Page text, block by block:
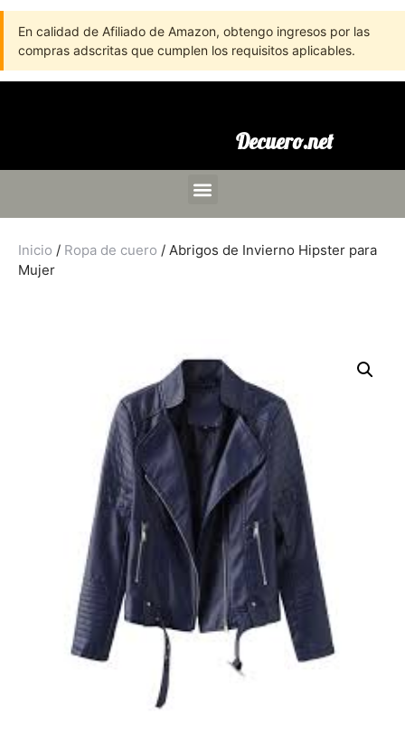
En calidad de Afiliado de Amazon, obtengo ingresos por las
compras adscritas que cumplen los requisitos aplicables.
Decuero.net
Inicio / Ropa de cuero / Abrigos de Invierno Hipster para
Mujer